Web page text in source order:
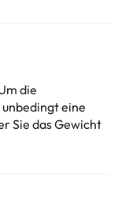
die
unbedingt eine
Sie das Gewicht